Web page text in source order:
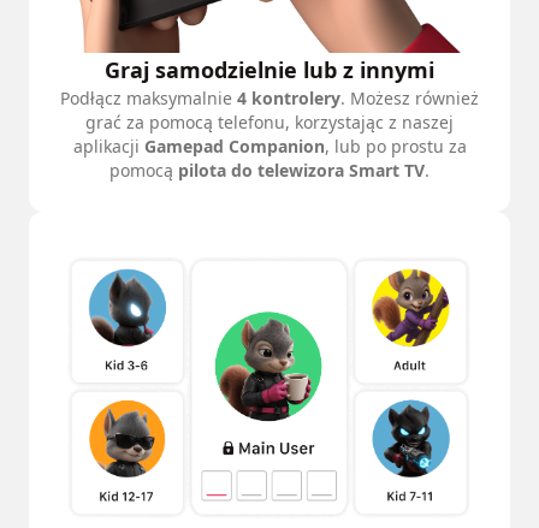
Graj samodzielnie lub z innymi
Podłącz maksymalnie 4 kontrolery. Możesz również
grać za pomocą telefonu, korzystając z naszej
aplikacji Gamepad Companion, lub po prostu za
pomocą pilota do telewizora Smart TV.